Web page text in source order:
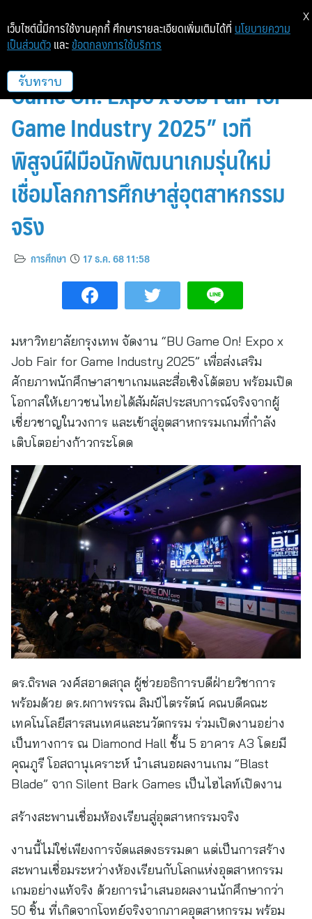
มหาวิทยาลัยกรุงเทพ จัดงาน “BU
Game On! Expo x Job Fair for
Game Industry 2025” เวที
พิสูจน์ฝีมือนักพัฒนาเกมรุ่นใหม่
เชื่อมโลกการศึกษาสู่อุตสาหกรรม
จริง
การศึกษา 17 ธ.ค. 68 11:58
มหาวิทยาลัยกรุงเทพ จัดงาน “BU Game On! Expo x
Job Fair for Game Industry 2025” เพื่อส่งเสริม
ศักยภาพนักศึกษาสาขาเกมและสื่อเชิงโต้ตอบ พร้อมเปิด
โอกาสให้เยาวชนไทยได้สัมผัสประสบการณ์จริงจากผู้
เชี่ยวชาญในวงการ และเข้าสู่อุตสาหกรรมเกมที่กำลัง
เติบโตอย่างก้าวกระโดด
ดร.ถิรพล วงศ์สอาดสกุล ผู้ช่วยอธิการบดีฝ่ายวิชาการ
พร้อมด้วย ดร.ผกาพรรณ ลิมป์ไตรรัตน์ คณบดีคณะ
เทคโนโลยีสารสนเทศและนวัตกรรม ร่วมเปิดงานอย่าง
เป็นทางการ ณ Diamond Hall ชั้น 5 อาคาร A3 โดยมี
คุณภูรี โอสถานุเคราะห์ นำเสนอผลงานเกม “Blast
Blade” จาก Silent Bark Games เป็นไฮไลท์เปิดงาน
สร้างสะพานเชื่อมห้องเรียนสู่อุตสาหกรรมจริง
งานนี้ไม่ใช่เพียงการจัดแสดงธรรมดา แต่เป็นการสร้าง
สะพานเชื่อมระหว่างห้องเรียนกับโลกแห่งอุตสาหกรรม
เกมอย่างแท้จริง ด้วยการนำเสนอผลงานนักศึกษากว่า
50 ชิ้น ที่เกิดจากโจทย์จริงจากภาคอุตสาหกรรม พร้อม
เว็บไซต์นี้มีการใช้งานคุกกี้ ศึกษารายละเอียดเพิ่มเติมได้ที่ นโยบายความ
เป็นส่วนตัว และ ข้อตกลงการใช้บริการ
รับทราบ
X